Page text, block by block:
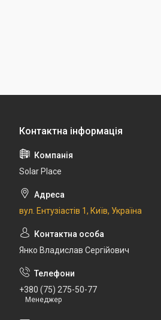
Solar Place
вул. Ентузіастів 1, Київ, Україна
Янко Владислав Сергійович
+380 (75) 275-50-77
Менеджер